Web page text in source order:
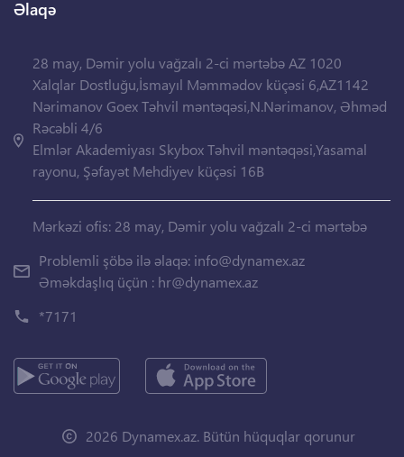
Əlaqə
28 may, Dəmir yolu vağzalı 2-ci mərtəbə AZ 1020
Xalqlar Dostluğu,İsmayıl Məmmədov küçəsi 6,AZ1142
Nərimanov Goex Təhvil məntəqəsi,N.Nərimanov, Əhməd
Rəcəbli 4/6
Elmlər Akademiyası Skybox Təhvil məntəqəsi,Yasamal
rayonu, Şəfayət Mehdiyev küçəsi 16B
Mərkəzi ofis: 28 may, Dəmir yolu vağzalı 2-ci mərtəbə
Problemli şöbə ilə əlaqə: info@dynamex.az
Əməkdaşlıq üçün : hr@dynamex.az
*7171
2026 Dynamex.az. Bütün hüquqlar qorunur